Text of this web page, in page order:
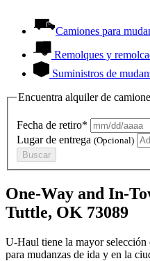
Camiones para
Remolques y
Suministros de
Encuentra alquiler de
Fecha de retiro*
Lugar de entrega (Opcional)
Buscar
One-Way and In-
Tuttle, OK 73089
U-Haul tiene la mayor selección
para mudanzas de ida y en la